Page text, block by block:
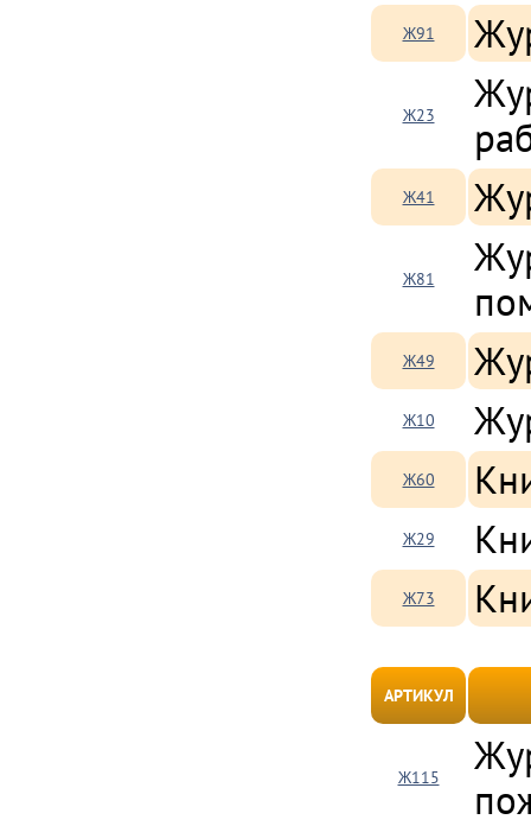
Ж91
Ж23
Ж41
Ж81
Ж49
Ж10
Ж60
Ж29
Ж73
АРТИКУЛ
Ж115